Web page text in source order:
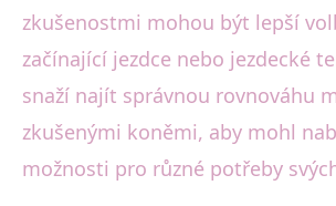
zkušenostmi mohou být lepší
začínající jezdce nebo jezdecké
snaží najít správnou rovnováhu
zkušenými koněmi, aby mohl
možnosti pro různé potřeby